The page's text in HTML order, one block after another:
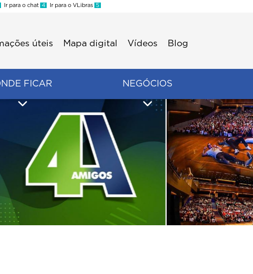
Ir para o chat 4 Ir para o VLibras 5
úteis Mapa digital Vídeos Blog
FICAR NEGÓCIOS